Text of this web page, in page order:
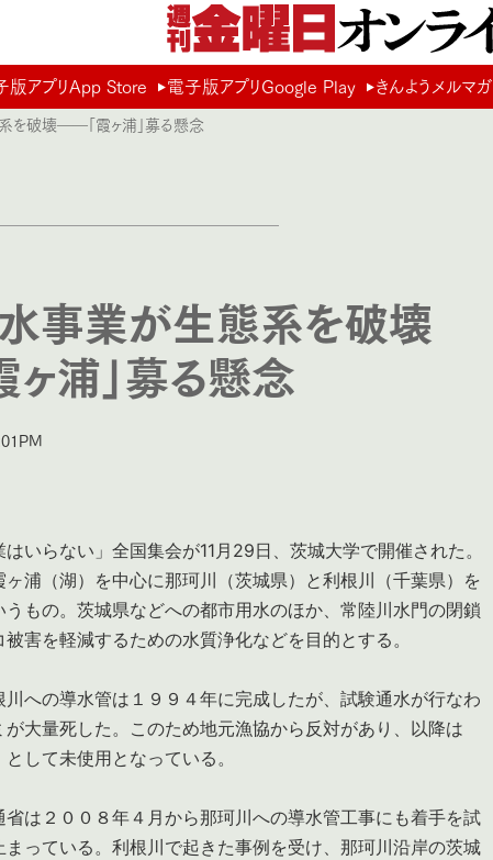
版アプリApp Store 電子版アプリGoogle Play きんようメルマガ
を破壊――「霞ヶ浦」募る懸念
事業が生態系を破壊
浦」募る懸念
はいらない」全国集会が11月29日、茨城大学で開催された。
ヶ浦（湖）を中心に那珂川（茨城県）と利根川（千葉県）を
もの。茨城県などへの都市用水のほか、常陸川水門の閉鎖
害を軽減するための水質浄化などを目的とする。
川への導水管は１９９４年に完成したが、試験通水が行なわ
大量死した。このため地元漁協から反対があり、以降は
として未使用となっている。
は２００８年４月から那珂川への導水管工事にも着手を試
っている。利根川で起きた事例を受け、那珂川沿岸の茨城